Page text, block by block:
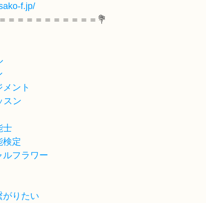
f.jp/
＝＝＝＝＝＝＝＝＝＝💐
ント
スン
士
検定
ルフラワー
がりたい